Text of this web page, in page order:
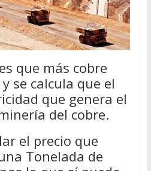
que más cobre
se calcula que el
que genera el
del cobre.
el precio que
Tonelada de